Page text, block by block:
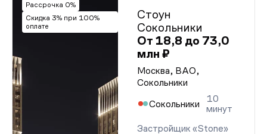
Рассрочка 0%
Скидка 3% при 100%
оплате
Стоун
Сокольники
От 18,8 до 73,0
млн ₽
Москва, ВАО,
Сокольники
Сокольники
10
минут
Застройщик «Stone»